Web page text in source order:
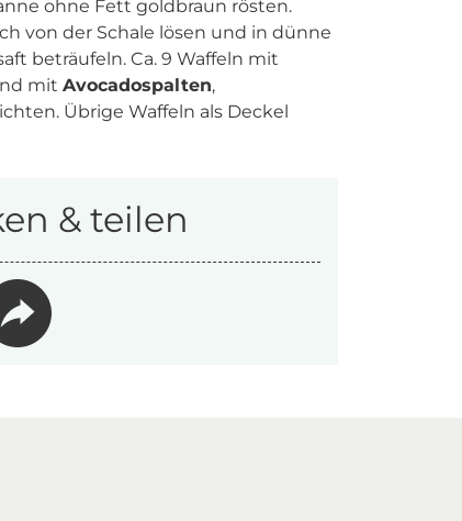
ohne Fett goldbraun rösten.
von der Schale lösen und in dünne
beträufeln. Ca. 9 Waffeln mit
mit Avocadospalten,
Übrige Waffeln als Deckel
& teilen